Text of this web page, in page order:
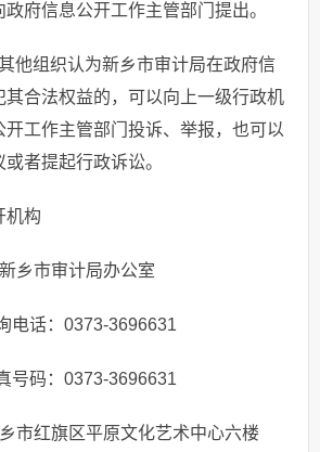
府信息公开工作主管部门提出。
他组织认为新乡市审计局在政府信
其合法权益的，可以向上一级行政机
开工作主管部门投诉、举报，也可以
者提起行政诉讼。
机构
新乡市审计局办公室
电话：0373-3696631
号码：0373-3696631
市红旗区平原文化艺术中心六楼